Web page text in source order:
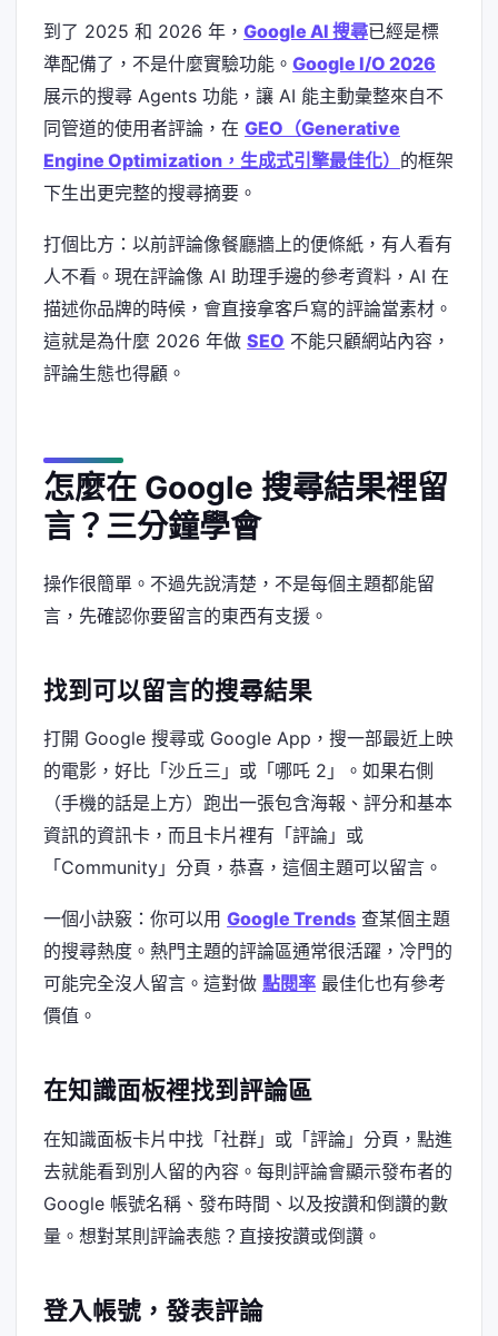
到了 2025 和 2026 年， Google AI 搜尋已經是標
準配備了，不是什麼實驗功能。 Google I/O 2026
展示的搜尋 Agents 功能，讓 AI 能主動彙整來自不
同管道的使用者評論，在 GEO（Generative
Engine Optimization，生成式引擎最佳化） 的框架
下生出更完整的搜尋摘要。
打個比方：以前評論像餐廳牆上的便條紙，有人看有
人不看。現在評論像 AI 助理手邊的參考資料，AI 在
描述你品牌的時候，會直接拿客戶寫的評論當素材。
這就是為什麼 2026 年做 SEO 不能只顧網站內容，
評論生態也得顧。
怎麼在 Google 搜尋結果裡留
言？三分鐘學會
操作很簡單。不過先說清楚，不是每個主題都能留
言，先確認你要留言的東西有支援。
找到可以留言的搜尋結果
打開 Google 搜尋或 Google App，搜一部最近上映
的電影，好比「沙丘三」或「哪吒 2」。如果右側
（手機的話是上方）跑出一張包含海報、評分和基本
資訊的資訊卡，而且卡片裡有「評論」或
「Community」分頁，恭喜，這個主題可以留言。
一個小訣竅：你可以用 Google Trends 查某個主題
的搜尋熱度。熱門主題的評論區通常很活躍，冷門的
可能完全沒人留言。這對做 點閱率 最佳化也有參考
價值。
在知識面板裡找到評論區
在知識面板卡片中找「社群」或「評論」分頁，點進
去就能看到別人留的內容。每則評論會顯示發布者的
Google 帳號名稱、發布時間、以及按讚和倒讚的數
量。想對某則評論表態？直接按讚或倒讚。
登入帳號，發表評論